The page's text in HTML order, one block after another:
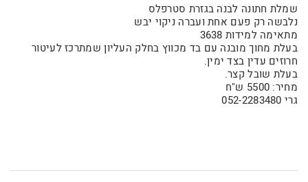
שמלת חתונה לבנה בגזרת סטרפלס
נלבשה רק פעם אחת ועברה ניקוי יבש
מתאימה למידות 3638
בעלת מחוך מובנה עם בד מכווץ בחלק העליון שמתרכז לעיטור
חרוזים עדין בצד ימין.
בעלת שובל קצר.
מחיר: 5500 ש"ח
גרי 052-2283480